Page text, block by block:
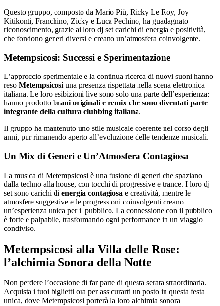
Questo gruppo, composto da Mario Più, Ricky Le Roy, Joy
Kitikonti, Franchino, Zicky e Luca Pechino, ha guadagnato
riconoscimento, grazie ai loro dj set carichi di energia e positività,
che fondono generi diversi e creano un’atmosfera coinvolgente.
Metempsicosi: Successi e Sperimentazione
L’approccio sperimentale e la continua ricerca di nuovi suoni hanno
reso Metempsicosi una presenza rispettata nella scena elettronica
italiana. Le loro esibizioni live sono solo una parte dell’esperienza:
hanno prodotto brani originali e remix che sono diventati parte
integrante della cultura clubbing italiana.
Il gruppo ha mantenuto uno stile musicale coerente nel corso degli
anni, pur rimanendo aperto all’evoluzione delle tendenze musicali.
Un Mix di Generi e Un’Atmosfera Contagiosa
La musica di Metempsicosi è una fusione di generi che spaziano
dalla techno alla house, con tocchi di progressive e trance. I loro dj
set sono carichi di energia contagiosa e creatività, mentre le
atmosfere suggestive e le progressioni coinvolgenti creano
un’esperienza unica per il pubblico. La connessione con il pubblico
è forte e palpabile, trasformando ogni performance in un viaggio
condiviso.
Metempsicosi alla Villa delle Rose:
l’alchimia Sonora della Notte
Non perdere l’occasione di far parte di questa serata straordinaria.
Acquista i tuoi biglietti ora per assicurarti un posto in questa festa
unica, dove Metempsicosi porterà la loro alchimia sonora